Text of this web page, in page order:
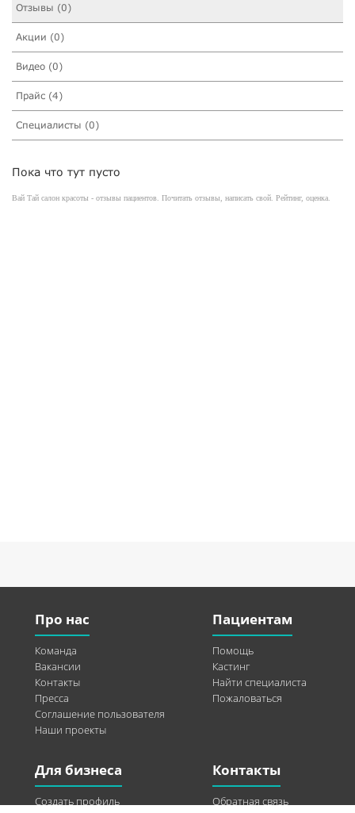
Отзывы (0)
Акции (0)
Видео (0)
Прайс (4)
Специалисты (0)
Пока что тут пусто
Вай Тай салон красоты - отзывы пациентов. Почитать отзывы, написать свой. Рейтинг, оценка.
Про нас
Команда
Вакансии
Контакты
Пресса
Соглашение пользователя
Наши проекты
Пациентам
Помощь
Кастинг
Найти специалиста
Пожаловаться
Для бизнеса
Создать профиль
Контакты
Обратная связь